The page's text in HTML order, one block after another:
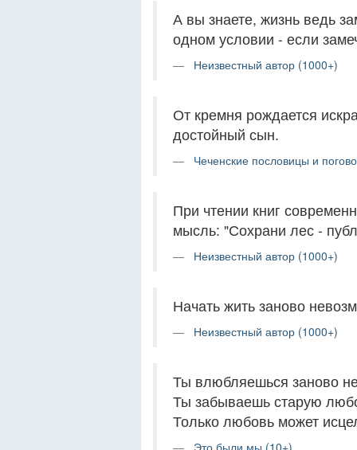
А вы знаете, жизнь ведь
одном условии - если
Неизвестный автор (1000+)
От кремня рождается
достойный сын.
Чеченские пословицы и
При чтении книг
мысль: "Сохрани лес -
Неизвестный автор (1000+)
Начать жить заново
Неизвестный автор (1000+)
Ты влюбляешься заново
Ты забываешь старую
Только любовь может
Это были мы (10+)